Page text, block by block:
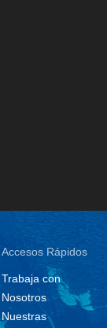
Accesos Rápidos
Trabaja con
Nosotros
Nuestras